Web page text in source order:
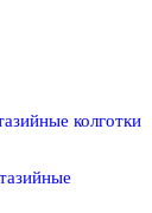
колготки